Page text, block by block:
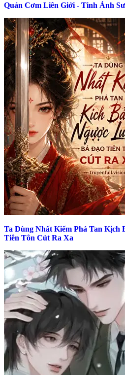
Quán Cơm Liên Giới - Tinh Ảnh
Ta Dùng Nhất Kiếm Phá Tan Kịch
Tiên Tôn Cút Ra Xa